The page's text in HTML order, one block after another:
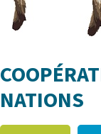
NATIONS